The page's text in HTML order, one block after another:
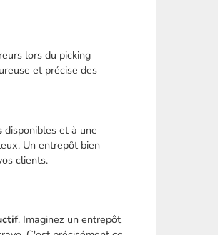
lors du picking
et précise des
disponibles et à une
Un entrepôt bien
clients.
. Imaginez un entrepôt